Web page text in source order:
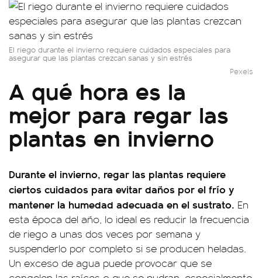
El riego durante el invierno requiere cuidados especiales para
asegurar que las plantas crezcan sanas y sin estrés
Pexels
A qué hora es la
mejor para regar las
plantas en invierno
Durante el invierno, regar las plantas requiere
ciertos cuidados para evitar daños por el frío y
mantener la humedad adecuada en el sustrato. En
esta época del año, lo ideal es reducir la frecuencia
de riego a unas dos veces por semana y
suspenderlo por completo si se producen heladas.
Un exceso de agua puede provocar que se